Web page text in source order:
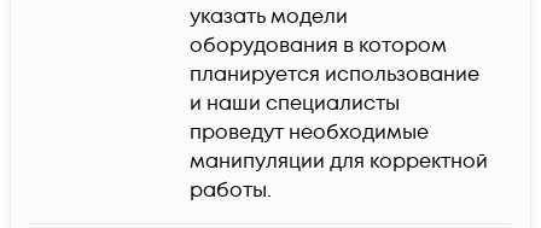
указать модели
оборудования в котором
планируется использование
и наши специалисты
проведут необходимые
манипуляции для корректной
работы.